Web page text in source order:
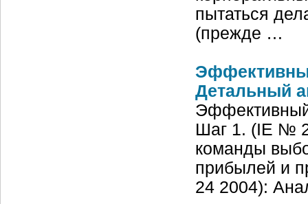
пытаться
(прежде …
Детальный
Шаг 1. (IE №
команды
прибылей и
24 2004):